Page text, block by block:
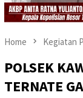
Home Kegiatan
POLSEK
TERNATE